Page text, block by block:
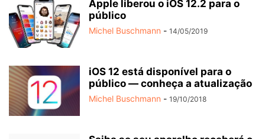
Apple liberou o iOS 12.2 para o
público
Michel Buschmann - 14/05/2019
iOS 12 está disponível para o
público — conheça a atualização
Michel Buschmann - 19/10/2018